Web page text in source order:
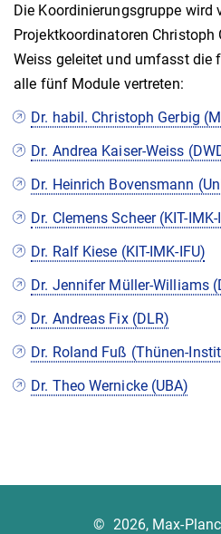
Die Koordinierungsgruppe wird
Projektkoordinatoren Christoph
Weiss geleitet und umfasst die
alle fünf Module vertreten:
Dr. habil. Christoph Gerbig
Dr. Andrea Kaiser-Weiss
Dr. Heinrich Bovensmann
Dr. Clemens Scheer (KIT-IMK-
Dr. Ralf Kiese (KIT-IMK-IFU)
Dr. Jennifer Müller-Williams
Dr. Andreas Fix (DLR)
Dr. Roland Fuß (Thünen-
Dr. Theo Wernicke (UBA)
© 2026, Max-